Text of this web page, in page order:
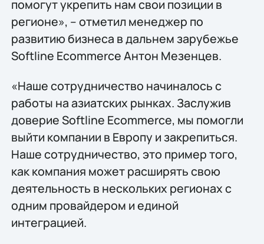
помогут укрепить нам свои позиции в
регионе», – отметил менеджер по
развитию бизнеса в дальнем зарубежье
Softline Ecommerce Антон Мезенцев.
«Наше сотрудничество начиналось с
работы на азиатских рынках. Заслужив
доверие Softline Ecommerce, мы помогли
выйти компании в Европу и закрепиться.
Наше сотрудничество, это пример того,
как компания может расширять свою
деятельность в нескольких регионах с
одним провайдером и единой
интеграцией.